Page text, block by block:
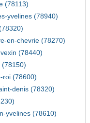
(78113)
yvelines (78940)
en-chevrie (78270)
(78440)
(78150)
roi (78600)
denis (78320)
yvelines (78610)